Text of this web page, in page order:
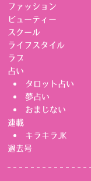
ファッション
ビューティー
スクール
ライフスタイル
ラブ
占い
タロット占い
夢占い
おまじない
連載
キラキラJK
過去号